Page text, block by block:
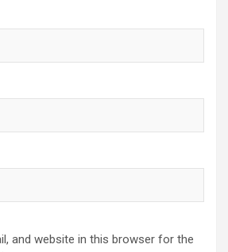
and website in this browser for the